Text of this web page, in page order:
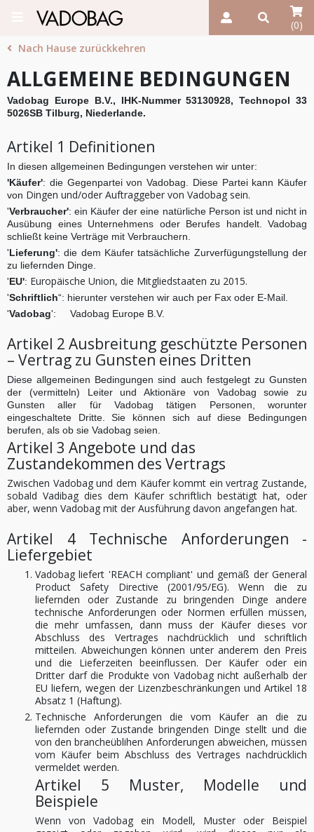
(0)
Nach Hause zurückkehren
ALLGEMEINE BEDINGUNGEN
Vadobag Europe B.V., IHK-Nummer 53130928, Technopol 33
5026SB Tilburg, Niederlande.
Artikel 1 Definitionen
In diesen allgemeinen Bedingungen verstehen wir unter:
'Käufer': die Gegenpartei von Vadobag. Diese Partei kann Käufer
von Dingen und/oder Auftraggeber von Vadobag sein.
'Verbraucher': ein Käufer der eine natürliche Person ist und nicht in
Ausübung eines Unternehmens oder Berufes handelt. Vadobag
schließt keine Verträge mit Verbrauchern.
'Lieferung': die dem Käufer tatsächliche Zurverfügungstellung der
zu liefernden Dinge.
'EU': Europäische Union, die Mitgliedstaaten zu 2015.
'Schriftlich“: hierunter verstehen wir auch per Fax oder E-Mail.
'Vadobag': Vadobag Europe B.V.
Artikel 2 Ausbreitung geschützte Personen
– Vertrag zu Gunsten eines Dritten
Diese allgemeinen Bedingungen sind auch festgelegt zu Gunsten
der (vermitteln) Leiter und Aktionäre von Vadobag sowie zu
Gunsten aller für Vadobag tätigen Personen, worunter
eingeschaltete Dritte. Sie können sich auf diese Bedingungen
berufen, als ob sie Vadobag seien.
Artikel 3 Angebote und das
Zustandekommen des Vertrags
Zwischen Vadobag und dem Käufer kommt ein vertrag Zustande,
sobald Vadibag dies dem Käufer schriftlich bestätigt hat, oder
aber, wenn Vadobag mit der Ausführung davon angefangen hat.
Artikel 4 Technische Anforderungen -
Liefergebiet
Vadobag liefert 'REACH compliant' und gemäß der General
Product Safety Directive (2001/95/EG). Wenn die zu
liefernden oder Zustande zu bringenden Dinge andere
technische Anforderungen oder Normen erfüllen müssen,
die mehr umfassen, dann muss der Käufer dieses vor
Abschluss des Vertrages nachdrücklich und schriftlich
mitteilen. Abweichungen können unter anderem den Preis
und die Lieferzeiten beeinflussen. Der Käufer oder ein
Dritter darf die Produkte von Vadobag nicht außerhalb der
EU liefern, wegen der Lizenzbeschränkungen und Artikel 18
Absatz 1 (Haftung).
Technische Anforderungen die vom Käufer an die zu
liefernden oder Zustande bringenden Dinge stellt und die
von den brancheüblihen Anforderungen abweichen, müssen
vom Käufer beim Abschluss des Vertrages nachdrücklich
vermeldet werden.
Artikel 5 Muster, Modelle und
Beispiele
Wenn von Vadobag ein Modell, Muster oder Beispiel